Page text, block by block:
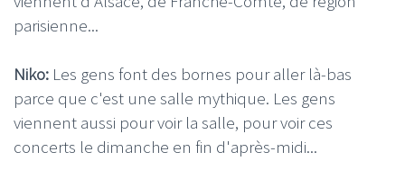
parisienne...
Niko: Les gens font des bornes pour aller là-bas
parce que c'est une salle mythique. Les gens
viennent aussi pour voir la salle, pour voir ces
concerts le dimanche en fin d'après-midi...